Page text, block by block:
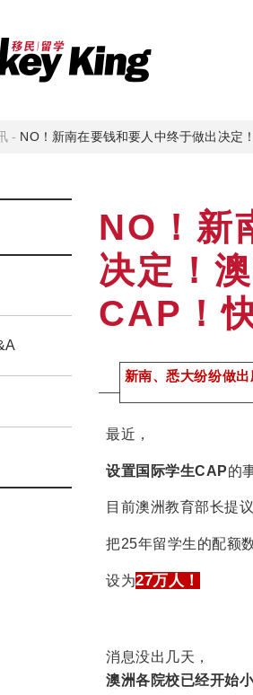
- NO！新南在要钱和要人中终于做出决定
NO！新
决定！
CAP！
新南、悉大纷纷做
最近，
设置国际学生CAP的
目前澳洲教育部长提议
把25年留学生的配额
设为27万人！
消息没出几天，
澳洲各院校已经开始